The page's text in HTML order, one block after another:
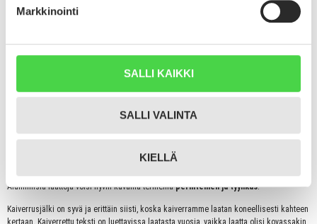
Markkinointi
SALLI KAIKKI
SALLI VALINTA
KIELLÄ
Olemme erittäin tyytyväisiä!
Koiran nimikyltti – EXTRA vahva alumiini vaaleansininen pieni luu 3,0 x 1,9 cm.
EXTRA vahva malli on paksumpi ja entistäkin kestävämpi, mutta silti kevyt. Alumiiniset
nimilaatat ovat mallistomme kevyimpiä laattoja ja painavat vain joitakin grammoja.
Alumiinisia laattoja voisi hyvin kuvailla termeilläperinteinen ja tyylikäs!
Kaiverrusjälki on syvä ja erittäin siisti, koska kaiverramme laatan koneellisesti kahteen